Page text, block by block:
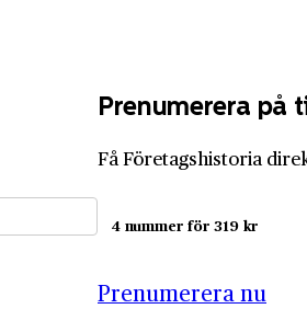
Prenumerera på
Få Företagshistoria
4 nummer för 319 kr
Prenumerera nu